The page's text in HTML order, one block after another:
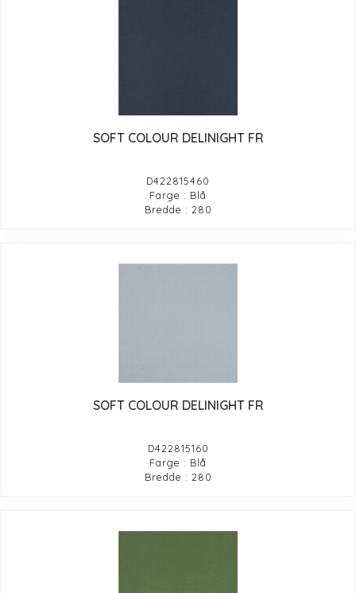
SOFT COLOUR DELINIGHT FR
D422815460
Farge : Blå
Bredde : 280
SOFT COLOUR DELINIGHT FR
D422815160
Farge : Blå
Bredde : 280